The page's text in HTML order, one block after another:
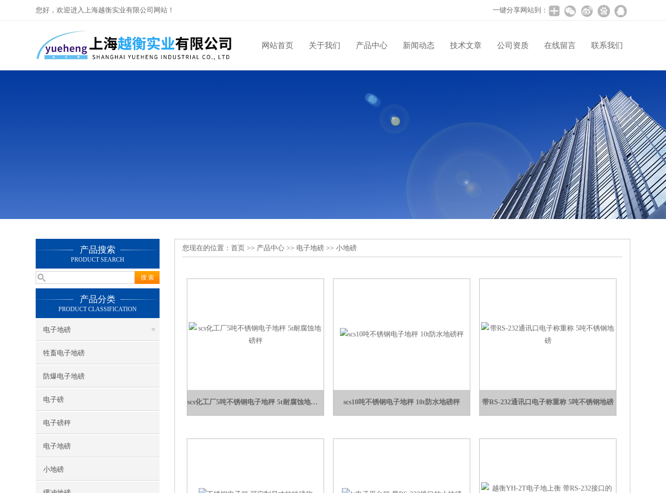
您好，欢迎进入上海越衡实业有限公司网站！ 一键分享网站到：
网站首页 关于我们 产品中心 新闻动态 技术文章 公司资质 在线留言 联系我们
产品搜索
PRODUCT SEARCH
产品分类
PRODUCT CLASSIFICATION
电子地磅
牲畜电子地磅
防爆电子地磅
电子磅
电子磅秤
电子地磅
小地磅
您现在的位置： 首页 >> 产品中心 >> 电子地磅 >> 小地磅
scs化工厂5吨不锈钢电子地秤 5t耐腐蚀地磅秤 scs10吨不锈钢电子地秤 10t防水地磅秤 带RS-232通讯口电子称重称 5吨不锈钢地磅